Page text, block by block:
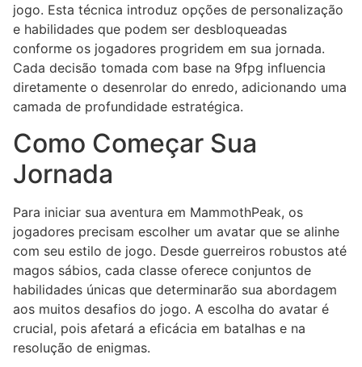
jogo. Esta técnica introduz opções de personalização
e habilidades que podem ser desbloqueadas
conforme os jogadores progridem em sua jornada.
Cada decisão tomada com base na 9fpg influencia
diretamente o desenrolar do enredo, adicionando uma
camada de profundidade estratégica.
Como Começar Sua
Jornada
Para iniciar sua aventura em MammothPeak, os
jogadores precisam escolher um avatar que se alinhe
com seu estilo de jogo. Desde guerreiros robustos até
magos sábios, cada classe oferece conjuntos de
habilidades únicas que determinarão sua abordagem
aos muitos desafios do jogo. A escolha do avatar é
crucial, pois afetará a eficácia em batalhas e na
resolução de enigmas.